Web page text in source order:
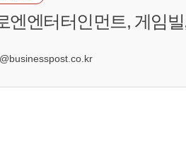
엔엔터터인먼트, 게임